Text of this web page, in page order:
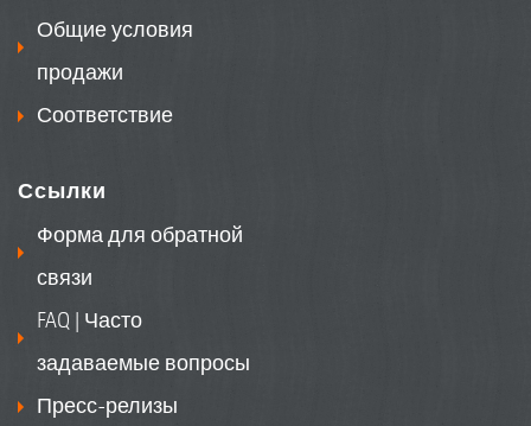
Общие условия
продажи
Соответствие
Ссылки
Форма для обратной
связи
FAQ | Часто
задаваемые вопросы
Пресс-релизы